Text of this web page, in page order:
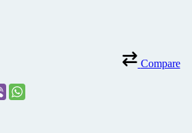
Compare